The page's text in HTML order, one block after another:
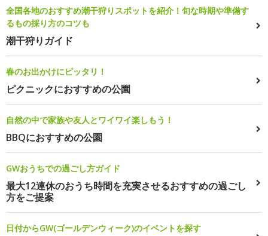
全国各地のおすすめ潮干狩りスポットを紹介！旬な時期や準備す
るもの採り方のコツも
潮干狩りガイド
春のお出かけにピッタリ！
ピクニックにおすすめの公園
自然の中で家族や友人とワイワイ楽しもう！
BBQにおすすめの公園
GWおうちでの過ごし方ガイド
最大12連休のおうち時間を充実させるおすすめの過ごし
方をご提案
日付からGW(ゴールデンウィーク)のイベントを探す